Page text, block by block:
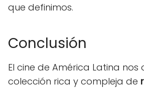
que definimos.
Conclusión
El cine de América Latina nos
colección rica y compleja de